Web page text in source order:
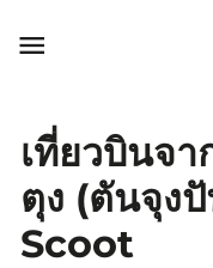

เที่ยวบินจา
ตุง (ตันจุง
Scoot